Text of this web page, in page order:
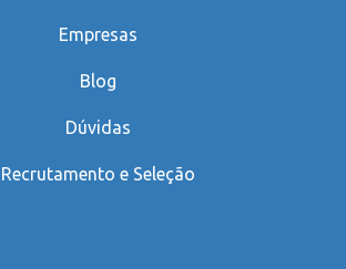
Empresas
Blog
Dúvidas
Recrutamento e Seleção